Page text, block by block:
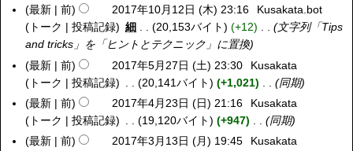
72
7
最新 前 2017年10月12日 (木) 23:16
Kusakata.bot
トーク
投稿記録 細 20,153バイト +12
文字列「Tips
and tricks」を「ヒントとテクニック」に置換
2
1
最新 前 2017年5月27日 (土) 23:30
Kusakata
トーク
投稿記録 20,141バイト +1,021
同期
2
1
最新 前 2017年4月23日 (日) 21:16
Kusakata
トーク
投稿記録 19,120バイト +947
同期
2
最新 前 2017年3月13日 (月) 19:45
Kusakata